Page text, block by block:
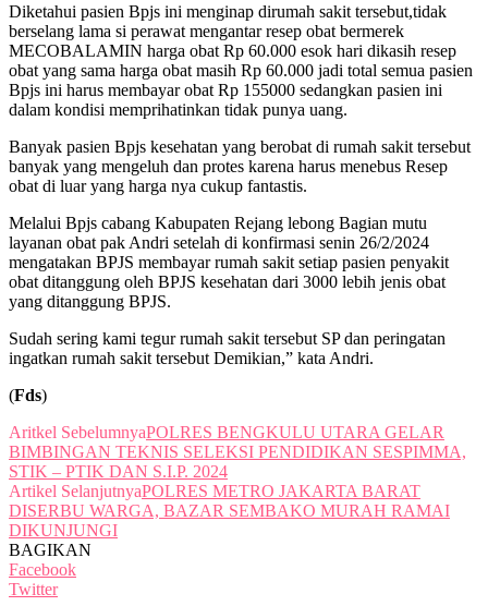
Diketahui pasien Bpjs ini menginap dirumah sakit tersebut,tidak
berselang lama si perawat mengantar resep obat bermerek
MECOBALAMIN harga obat Rp 60.000 esok hari dikasih resep
obat yang sama harga obat masih Rp 60.000 jadi total semua pasien
Bpjs ini harus membayar obat Rp 155000 sedangkan pasien ini
dalam kondisi memprihatinkan tidak punya uang.
Banyak pasien Bpjs kesehatan yang berobat di rumah sakit tersebut
banyak yang mengeluh dan protes karena harus menebus Resep
obat di luar yang harga nya cukup fantastis.
Melalui Bpjs cabang Kabupaten Rejang lebong Bagian mutu
layanan obat pak Andri setelah di konfirmasi senin 26/2/2024
mengatakan BPJS membayar rumah sakit setiap pasien penyakit
obat ditanggung oleh BPJS kesehatan dari 3000 lebih jenis obat
yang ditanggung BPJS.
Sudah sering kami tegur rumah sakit tersebut SP dan peringatan
ingatkan rumah sakit tersebut Demikian,” kata Andri.
(Fds)
Aritkel SebelumnyaPOLRES BENGKULU UTARA GELAR
BIMBINGAN TEKNIS SELEKSI PENDIDIKAN SESPIMMA,
STIK – PTIK DAN S.I.P. 2024
Artikel SelanjutnyaPOLRES METRO JAKARTA BARAT
DISERBU WARGA, BAZAR SEMBAKO MURAH RAMAI
DIKUNJUNGI
BAGIKAN
Facebook
Twitter